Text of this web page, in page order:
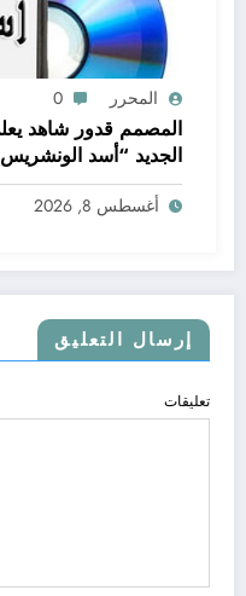
المحرر 0
المصمم قدور شاهد
الجديد “أسد
الجيلالي بونعامة
أغسطس 8, 2026
إرسال التعليق
تعليقات